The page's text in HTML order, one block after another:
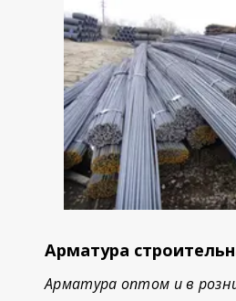
Арматура
Арматура оптом и в